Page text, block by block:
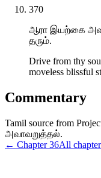
370
ஆரா இயற்கை
தரும்.
Drive from thy
moveless blissful
Commentary
Tamil source from
அவாவறுத்தல்.
← Chapter36All